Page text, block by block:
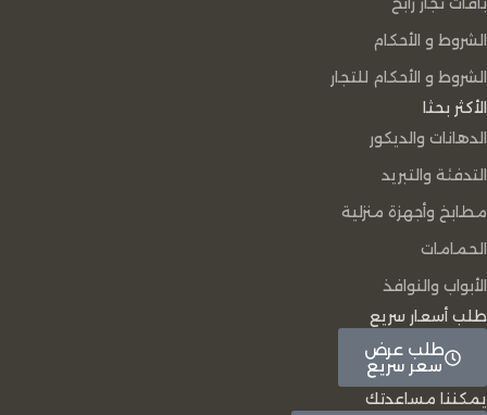
الشروط و الأحكام
الشروط و الأحكام للتجار
الأكثر بحثا
الدهانات والديكور
التدفئة والتبريد
مطابخ وأجهزة منزلية
الحمامات
الأبواب والنوافذ
طلب أسعار سريع
طلب عرض
سعر سريع
يمكننا مساعدتك